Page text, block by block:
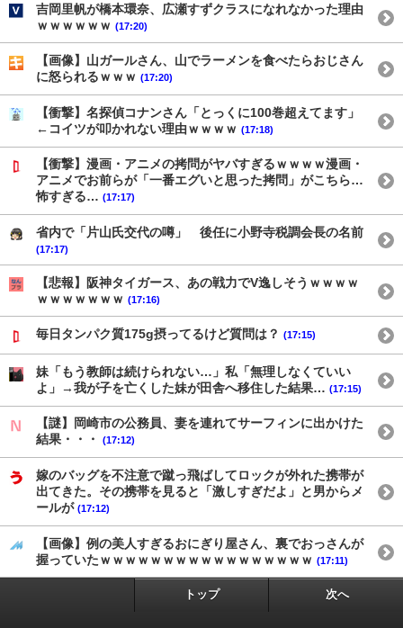
吉岡里帆が橋本環奈、広瀬すずクラスになれなかった理由
ｗｗｗｗｗｗ (17:20)
【画像】山ガールさん、山でラーメンを食べたらおじさん
に怒られるｗｗｗ (17:20)
【衝撃】名探偵コナンさん「とっくに100巻超えてます」
←コイツが叩かれない理由ｗｗｗｗ (17:18)
【衝撃】漫画・アニメの拷問がヤバすぎるｗｗｗｗ漫画・
アニメでお前らが「一番エグいと思った拷問」がこちら…
怖すぎる… (17:17)
省内で「片山氏交代の噂」 後任に小野寺税調会長の名前
(17:17)
【悲報】阪神タイガース、あの戦力でV逸しそうｗｗｗｗ
ｗｗｗｗｗｗｗ (17:16)
毎日タンパク質175g摂ってるけど質問は？ (17:15)
妹「もう教師は続けられない…」私「無理しなくていい
よ」→我が子を亡くした妹が田舎へ移住した結果… (17:15)
【謎】岡崎市の公務員、妻を連れてサーフィンに出かけた
結果・・・
(17:12)
嫁のバッグを不注意で蹴っ飛ばしてロックが外れた携帯が
出てきた。その携帯を見ると「激しすぎだよ」と男からメ
ールが (17:12)
【画像】例の美人すぎるおにぎり屋さん、裏でおっさんが
握っていたｗｗｗｗｗｗｗｗｗｗｗｗｗｗｗｗｗ (17:11)
トップ 次へ